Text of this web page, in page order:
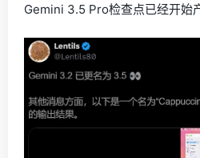
Gemini 3.5 Pro检查点已经开始